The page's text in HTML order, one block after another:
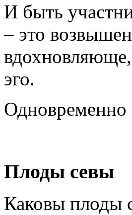
И быть
– это
эго.
Одновременно
Плоды севы
Каковы плоды